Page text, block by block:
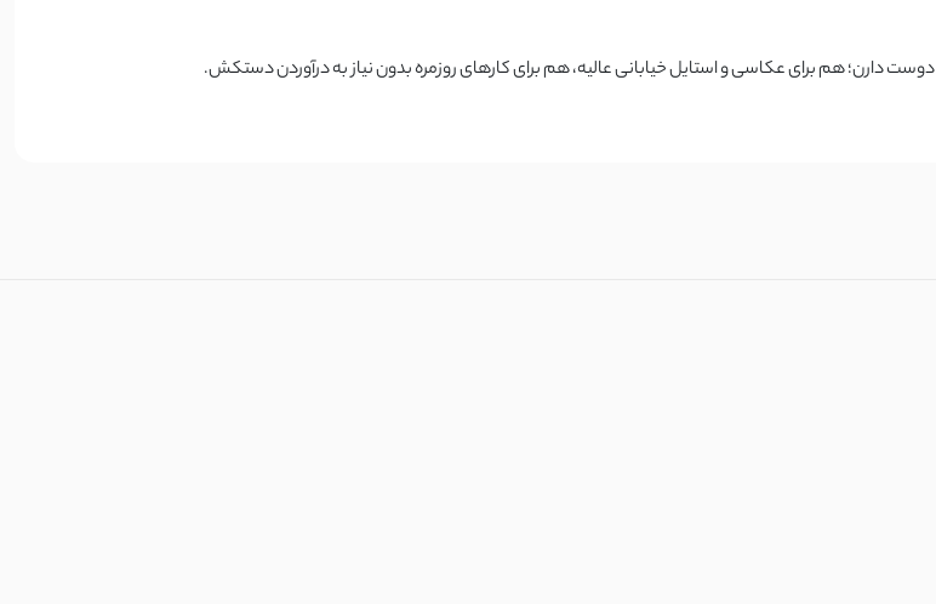
دوست دارن؛ هم برای عکاسی و استایل خیابانی عالیه، هم برای کارهای روزمره بدون نیاز به درآوردن دستکش.